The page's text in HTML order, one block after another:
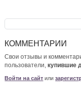
КОММЕНТАРИИ
Свои отзывы и
пользователи,купившие
Войти на сайт или